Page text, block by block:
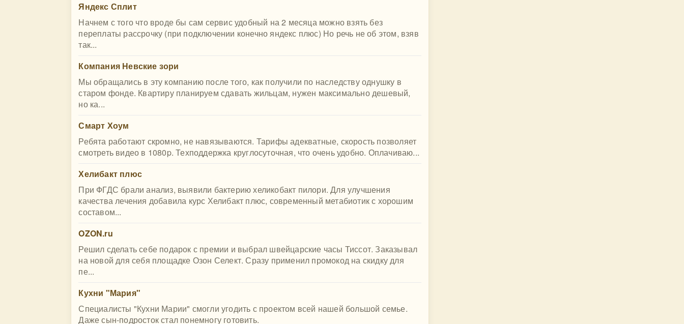
Яндекс Сплит
Начнем с того что вроде бы сам сервис удобный на 2 месяца можно взять без
переплаты рассрочку (при подключении конечно яндекс плюс) Но речь не об этом, взяв
так...
Компания Невские зори
Мы обращались в эту компанию после того, как получили по наследству однушку в
старом фонде. Квартиру планируем сдавать жильцам, нужен максимально дешевый,
но ка...
Смарт Хоум
Ребята работают скромно, не навязываются. Тарифы адекватные, скорость позволяет
смотреть видео в 1080p. Техподдержка круглосуточная, что очень удобно. Оплачиваю...
Хелибакт плюс
При ФГДС брали анализ, выявили бактерию хеликобакт пилори. Для улучшения
качества лечения добавила курс Хелибакт плюс, современный метабиотик с хорошим
составом...
OZON.ru
Решил сделать себе подарок с премии и выбрал швейцарские часы Тиссот. Заказывал
на новой для себя площадке Озон Селект. Сразу применил промокод на скидку для
пе...
Кухни "Мария"
Специалисты "Кухни Марии" смогли угодить с проектом всей нашей большой семье.
Даже сын-подросток стал понемногу готовить.